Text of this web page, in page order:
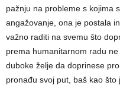
pažnju na probleme s kojima
angažovanje, ona je postala
važno raditi na svemu što
prema humanitarnom radu
duboke želje da doprinese
pronađu svoj put, baš kao